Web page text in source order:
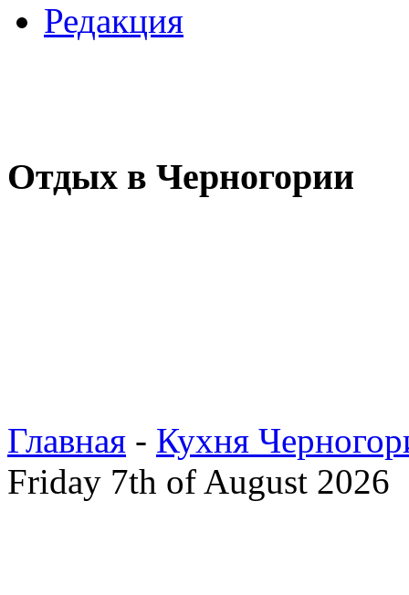
Редакция
Отдых в Черногории
Главная - Кухня
Friday 7th of August 2026